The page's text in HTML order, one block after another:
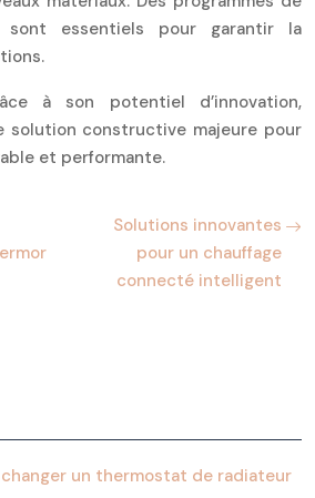
sont essentiels pour garantir la
à son potentiel d’innovation,
solution constructive majeure pour
et performante.
Solutions innovantes
pour un chauffage
connecté intelligent
un thermostat de radiateur